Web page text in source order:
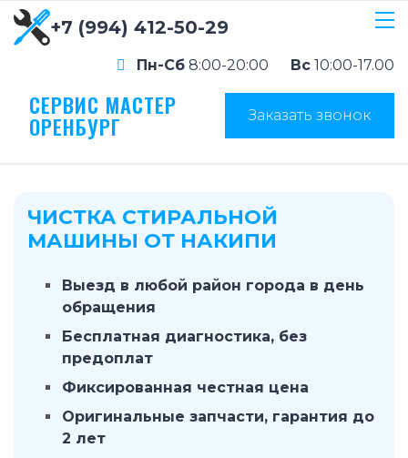
+7 (994) 412-50-29
Пн-Сб 8:00-20:00 Вс 10:00-17.00
СЕРВИС МАСТЕР
ОРЕНБУРГ Заказать звонок
ЧИСТКА СТИРАЛЬНОЙ
МАШИНЫ ОТ НАКИПИ
Выезд в любой район города в день
обращения
Бесплатная диагностика, без
предоплат
Фиксированная честная цена
Оригинальные запчасти, гарантия до
2 лет